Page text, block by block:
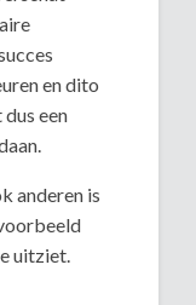
en dito
een
anderen is
uitziet.